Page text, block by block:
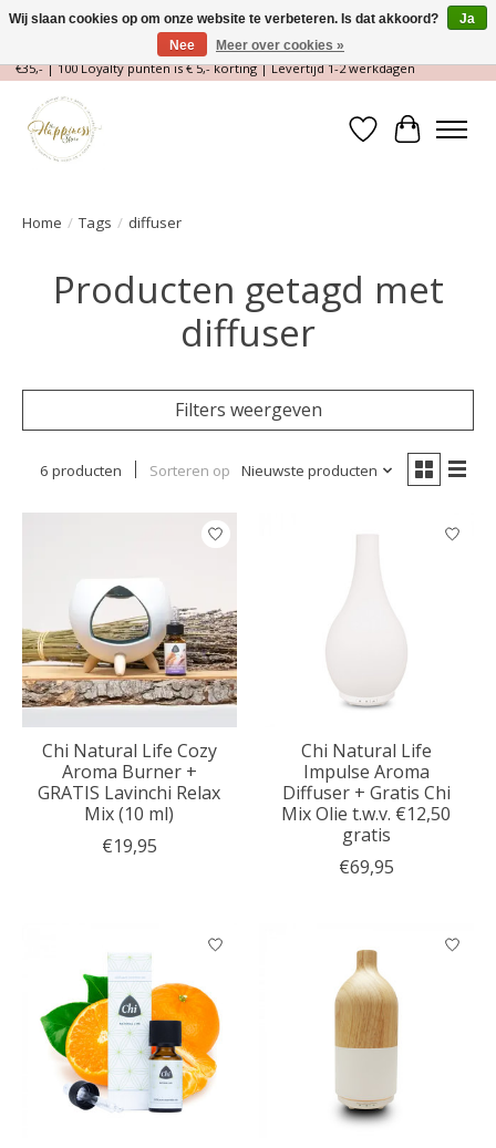
Magische Conceptstore, Edelstenen & Spirituele winkel | Gratis verzending >
€35,- | 100 Loyalty punten is € 5,- korting | Levertijd 1-2 werkdagen
Verlanglijst
Home / Tags / diffuser
Producten getagd met
diffuser
Filters weergeven
6 producten Sorteren op Nieuwste producten
Chi Natural Life Cozy
Aroma Burner +
GRATIS Lavinchi Relax
Mix (10 ml)
€19,95
Chi Natural Life
Impulse Aroma
Diffuser + Gratis Chi
Mix Olie t.w.v. €12,50
gratis
€69,95
Wij slaan cookies op om onze website te verbeteren. Is dat akkoord?
Ja
Nee
Meer over cookies »